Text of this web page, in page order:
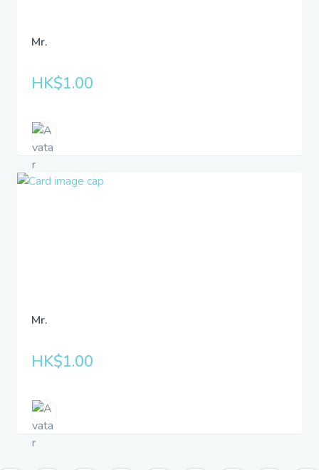
Mr.
HK$1.00
Mr.
HK$1.00